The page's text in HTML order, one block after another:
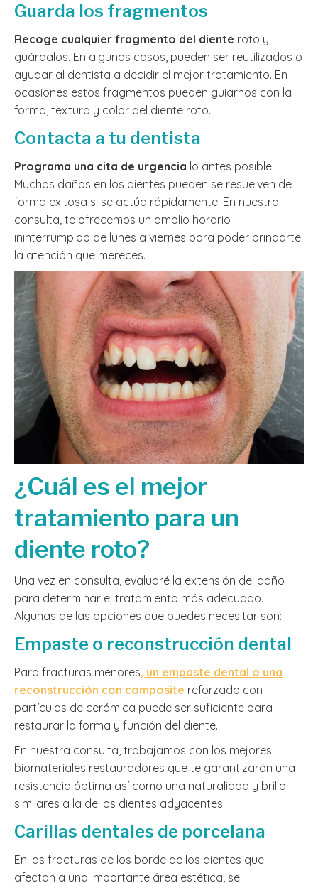
Guarda los fragmentos
Recoge cualquier fragmento del diente roto y
guárdalos. En algunos casos, pueden ser reutilizados o
ayudar al dentista a decidir el mejor tratamiento. En
ocasiones estos fragmentos pueden guiarnos con la
forma, textura y color del diente roto.
Contacta a tu dentista
Programa una cita de urgencia lo antes posible.
Muchos daños en los dientes pueden se resuelven de
forma exitosa si se actúa rápidamente. En nuestra
consulta, te ofrecemos un amplio horario
ininterrumpido de lunes a viernes para poder brindarte
la atención que mereces.
¿Cuál es el mejor
tratamiento para un
diente roto?
Una vez en consulta, evaluaré la extensión del daño
para determinar el tratamiento más adecuado.
Algunas de las opciones que puedes necesitar son:
Empaste o reconstrucción dental
Para fracturas menores, un empaste dental o una
reconstrucción con composite reforzado con
partículas de cerámica puede ser suficiente para
restaurar la forma y función del diente.
En nuestra consulta, trabajamos con los mejores
biomateriales restauradores que te garantizarán una
resistencia óptima así como una naturalidad y brillo
similares a la de los dientes adyacentes.
Carillas dentales de porcelana
En las fracturas de los borde de los dientes que
afectan a una importante área estética, se